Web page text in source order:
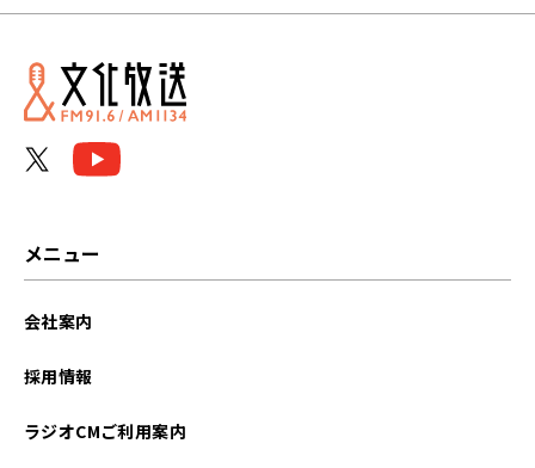
2026年07月
2026年06月
メニュー
会社案内
採用情報
ラジオCMご利用案内